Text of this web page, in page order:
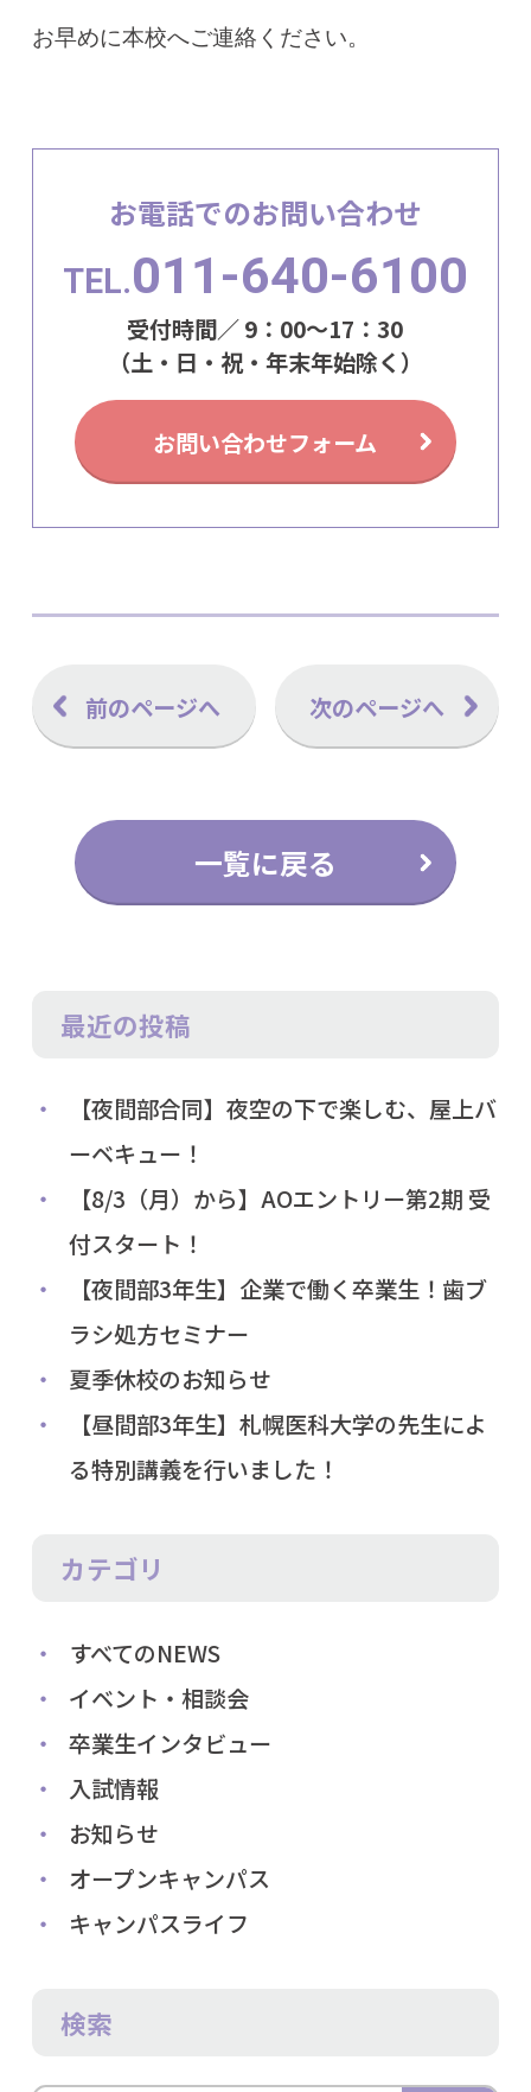
お早めに本校へご連絡ください。
お電話でのお問い合わせ
TEL.011-640-6100
受付時間／ 9：00～17：30
（土・日・祝・年末年始除く）
お問い合わせフォーム
前のページへ 次のページへ
一覧に戻る
最近の投稿
【夜間部合同】夜空の下で楽しむ、屋上バ
ーベキュー！
【8/3（月）から】AOエントリー第2期 受
付スタート！
【夜間部3年生】企業で働く卒業生！歯ブ
ラシ処方セミナー
夏季休校のお知らせ
【昼間部3年生】札幌医科大学の先生によ
る特別講義を行いました！
カテゴリ
すべてのNEWS
イベント・相談会
卒業生インタビュー
入試情報
お知らせ
オープンキャンパス
キャンパスライフ
検索